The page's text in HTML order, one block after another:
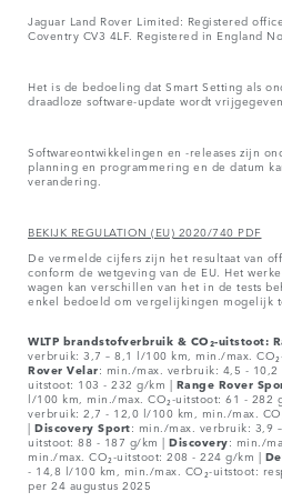
Jaguar Land Rover Limited: Registered
Coventry CV3 4LF. Registered in England
Het is de bedoeling dat Smart Setting als
draadloze software-update wordt vrijgegeven.
Softwareontwikkelingen en -releases zijn
planning en programmering en de datum
verandering.
BEKIJK REGULATION (EU) 2020/740 PDF
De vermelde cijfers zijn het resultaat van
conform de wetgeving van de EU. Het
wagen kan verschillen van het in de tests
enkel bedoeld om vergelijkingen mogelijk
WLTP brandstofverbruik & CO₂-uitstoot:
verbruik: 3,7 – 8,1 l/100 km, min./max.
Rover Velar: min./max. verbruik: 4,5 -
uitstoot: 103 - 232 g/km | Range Rover
l/100 km, min./max. CO₂-uitstoot: 61 - 282
verbruik: 2,7 - 12,0 l/100 km, min./max.
| Discovery Sport: min./max. verbruik: 3,9
uitstoot: 88 - 187 g/km | Discovery: min./
min./max. CO₂-uitstoot: 208 - 224 g/km |
- 14,8 l/100 km, min./max. CO₂-uitstoot:
per 24 augustus 2025